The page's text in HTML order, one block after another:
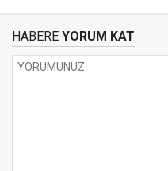
HABERE YORUM KAT